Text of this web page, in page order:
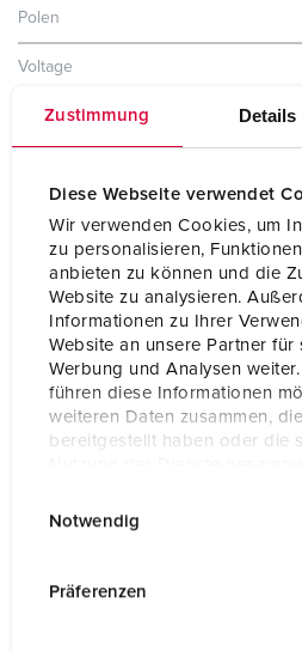
Zustimmung Details
Diese Webseite verwendet
Wir verwenden Cookies, um
zu personalisieren,
anbieten zu können und die
Website zu analysieren.
Informationen zu Ihrer
Website an unsere Partner für
Werbung und Analysen
führen diese Informationen
weiteren Daten zusammen,
bereitgestellt haben oder die
Notwendig
Präferenzen
Polen
Voltage
Uurstand
Beschermingsgraad
Aanrakingsveiligheid
Gewicht
Certificeringen